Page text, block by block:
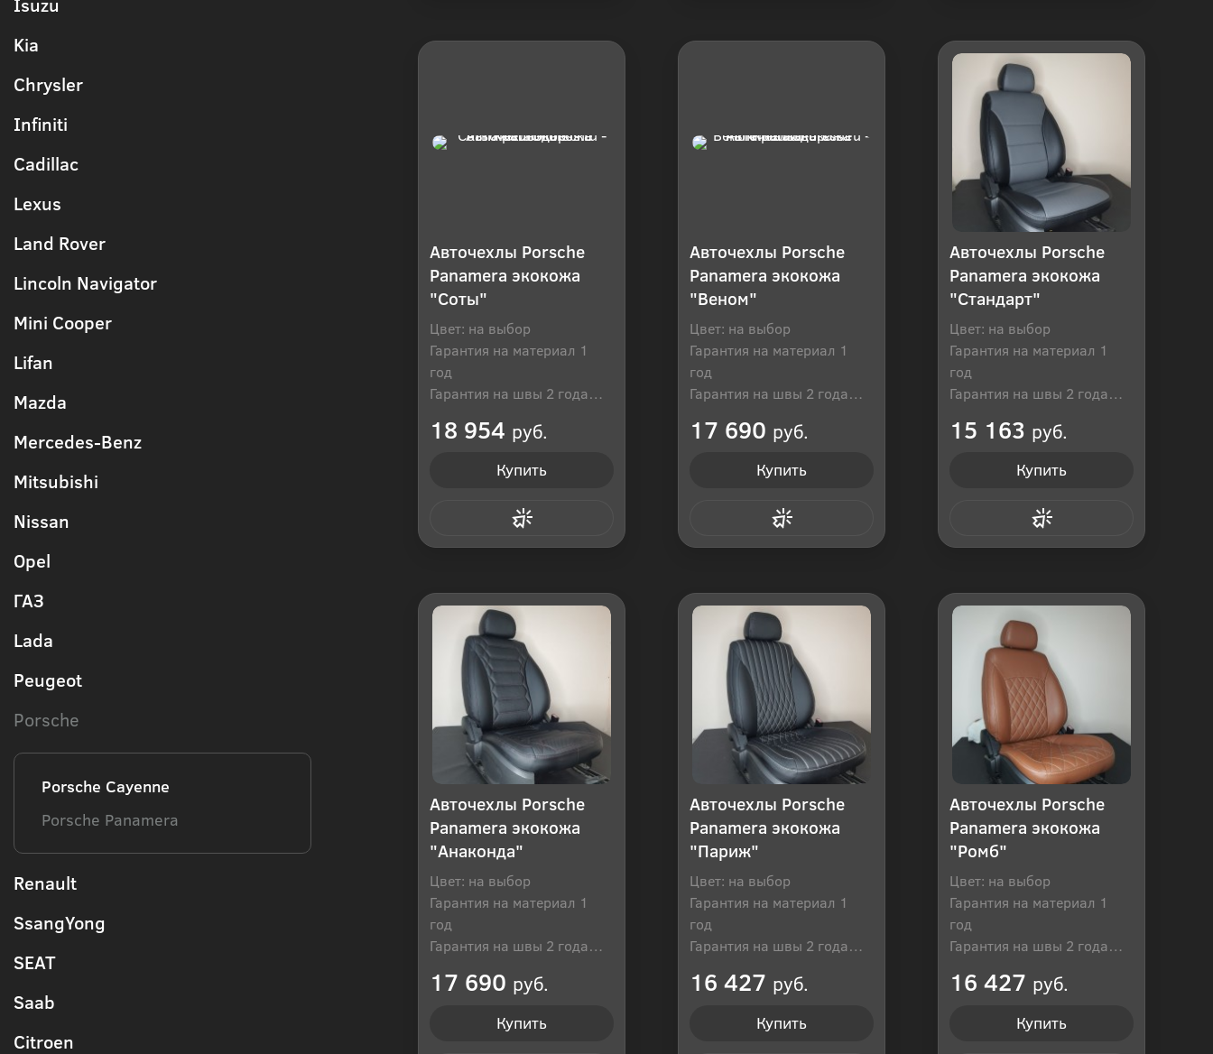
Kia
Chrysler
Infiniti
Cadillac
Lexus
Land Rover
Lincoln Navigator
Mini Cooper
Lifan
Mazda
Mercedes-Benz
Mitsubishi
Nissan
Opel
ГАЗ
Lada
Peugeot
Porsche
Porsche Cayenne
Porsche Panamera
Renault
SsangYong
SEAT
Saab
Citroen
Авточехлы Porsche
Panamera экокожа
"Соты"
Цвет: на выбор
Гарантия на материал 1
год
Гарантия на швы 2 года
18 954 руб.
Купить
Авточехлы Porsche
Panamera экокожа
"Веном"
Цвет: на выбор
Гарантия на материал 1
год
Гарантия на швы 2 года
17 690 руб.
Купить
Авточехлы Porsche
Panamera экокожа
"Стандарт"
Цвет: на выбор
Гарантия на материал 1
год
Гарантия на швы 2 года
15 163 руб.
Купить
Авточехлы Porsche
Panamera экокожа
"Анаконда"
Цвет: на выбор
Гарантия на материал 1
год
Гарантия на швы 2 года
17 690 руб.
Купить
Авточехлы Porsche
Panamera экокожа
"Париж"
Цвет: на выбор
Гарантия на материал 1
год
Гарантия на швы 2 года
16 427 руб.
Купить
Авточехлы Porsche
Panamera экокожа
"Ромб"
Цвет: на выбор
Гарантия на материал 1
год
Гарантия на швы 2 года
16 427 руб.
Купить